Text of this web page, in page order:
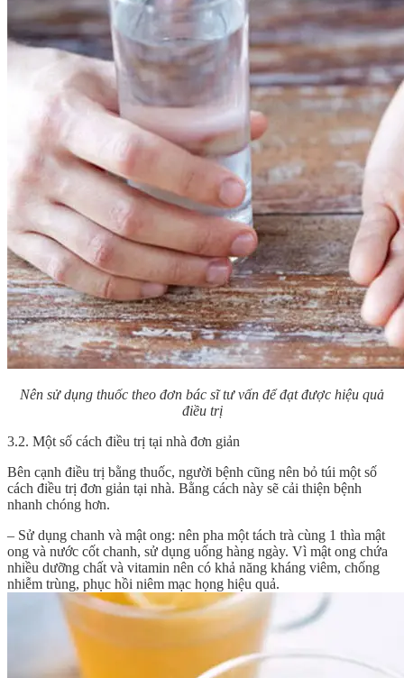
Nên sử dụng thuốc theo đơn bác sĩ tư vấn để đạt được hiệu quả
điều trị
3.2. Một số cách điều trị tại nhà đơn giản
Bên cạnh điều trị bằng thuốc, người bệnh cũng nên bỏ túi một số
cách điều trị đơn giản tại nhà. Bằng cách này sẽ cải thiện bệnh
nhanh chóng hơn.
– Sử dụng chanh và mật ong: nên pha một tách trà cùng 1 thìa mật
ong và nước cốt chanh, sử dụng uống hàng ngày. Vì mật ong chứa
nhiều dưỡng chất và vitamin nên có khả năng kháng viêm, chống
nhiễm trùng, phục hồi niêm mạc họng hiệu quả.